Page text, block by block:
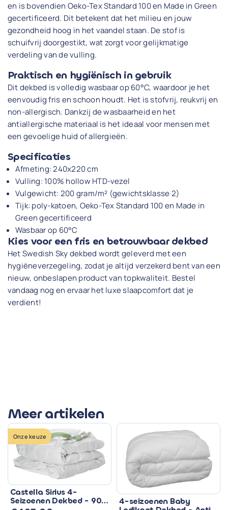
en is bovendien Oeko-Tex Standard 100 en Made in Green
gecertificeerd. Dit betekent dat het milieu en jouw
gezondheid hoog in het vaandel staan. De stof is
schuifvrij doorgestikt, wat zorgt voor gelijkmatige
verdeling van de vulling.
Praktisch en hygiënisch in gebruik
Dit dekbed is volledig wasbaar op 60°C, waardoor je het
eenvoudig fris en schoon houdt. Het is stofvrij, reukvrij en
non-allergisch. Dankzij de wasbaarheid en het
antiallergische materiaal is het ideaal voor mensen met
een gevoelige huid of allergieën.
Specificaties
Afmeting: 240x220 cm
Vulling: 100% hollow HTD-vezel
Vulgewicht: 200 gram/m² (gewichtsklasse 2)
Tijk: poly-katoen, Oeko-Tex Standard 100 en Made in
Green gecertificeerd
Wasbaar op 60°C
Kies voor een fris en betrouwbaar dekbed
Het Swedish Sky dekbed wordt geleverd met een
hygiëneverzegeling, zodat je altijd verzekerd bent van een
nieuw, onbeslapen product van topkwaliteit. Bestel
vandaag nog en ervaar het luxe slaapcomfort dat je
verdient!
Meer artikelen
Onze keuze
Castella Sirius 4-
Seizoenen Dekbed - 90%
4-seizoenen Baby